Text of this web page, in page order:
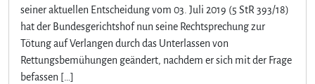
seiner aktuellen Entscheidung vom 03. Juli 2019 (5 StR 393/18)
hat der Bundesgerichtshof nun seine Rechtsprechung zur
Tötung auf Verlangen durch das Unterlassen von
Rettungsbemühungen geändert, nachdem er sich mit der Frage
befassen […]